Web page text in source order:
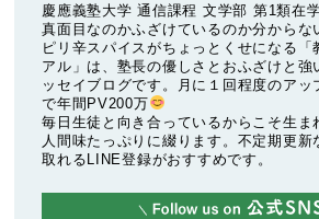
慶應義塾大学 通信課程 文学部 第1類在学
真面目なのかふざけているのか分からな
ピリ辛スパイスがちょっとくせになる「
アル」は、塾長の優しさとおふざけと強
ッセイブログです。月に１回程度のアッ
で年間PV200万
毎日生徒と向き合っているからこそ生ま
人間味たっぷりに綴ります。不定期更新
取れるLINE登録がおすすめです。